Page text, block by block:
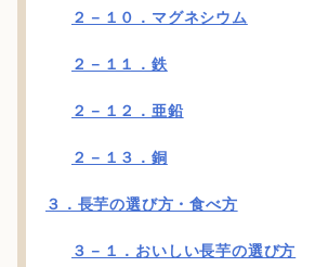
２－１０．マグネシウム
２－１１．鉄
２－１２．亜鉛
２－１３．銅
３．長芋の選び方・食べ方
３－１．おいしい長芋の選び方